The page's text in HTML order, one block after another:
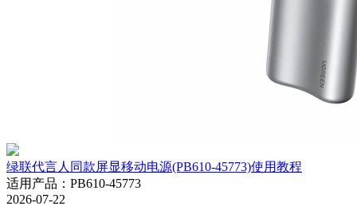
绿联代言人同款屏显移动电源(PB610-45773)使用教程
适用产品 ： PB610-45773
2026-07-22